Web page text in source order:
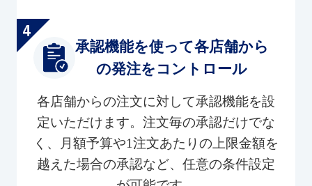
承認機能を使って各店舗から
の発注をコントロール
各店舗からの注文に対して承認機能を設
定いただけます。注文毎の承認だけでな
く、月額予算や1注文あたりの上限金額を
越えた場合の承認など、任意の条件設定